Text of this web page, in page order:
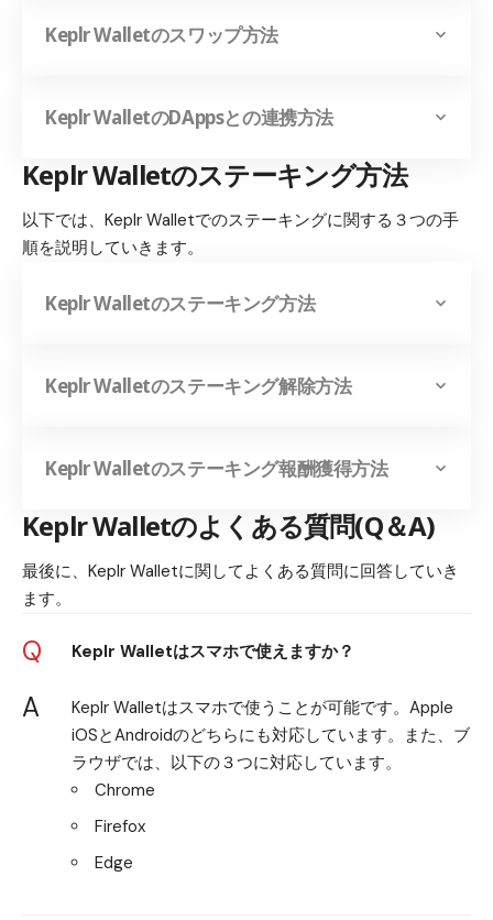
Keplr Walletのスワップ方法
Keplr WalletのDAppsとの連携方法
Keplr Walletのステーキング方法
以下では、Keplr Walletでのステーキングに関する３つの手
順を説明していきます。
Keplr Walletのステーキング方法
Keplr Walletのステーキング解除方法
Keplr Walletのステーキング報酬獲得方法
Keplr Walletのよくある質問(Q＆A)
最後に、Keplr Walletに関してよくある質問に回答していき
ます。
Q Keplr Walletはスマホで使えますか？
A
Keplr Walletはスマホで使うことが可能です。Apple
iOSとAndroidのどちらにも対応しています。また、ブ
ラウザでは、以下の３つに対応しています。
Chrome
Firefox
Edge